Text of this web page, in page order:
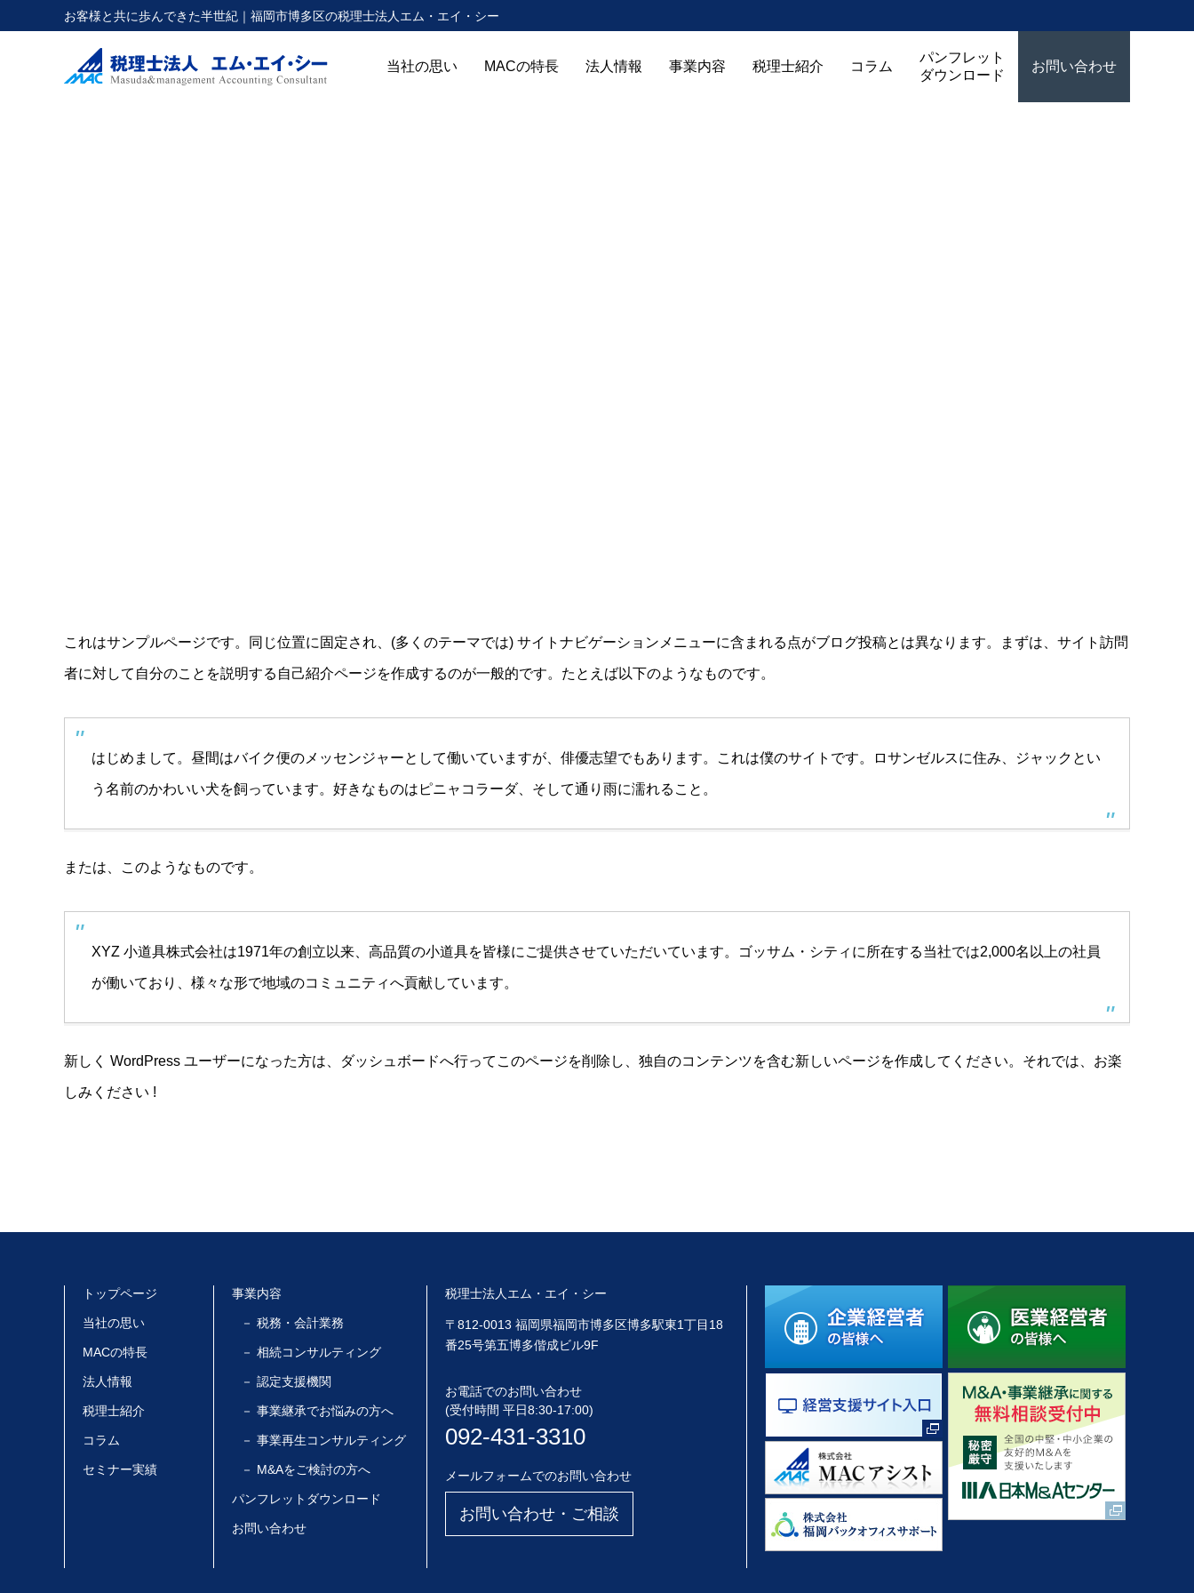
お客様と共に歩んできた半世紀｜福岡市博多区の税理士法人エム・エイ・シー
当社の思い MACの特長 法人情報 事業内容 税理士紹介 コラム
パンフレット
ダウンロード
お問い合わせ
これはサンプルページです。同じ位置に固定され、(多くのテーマでは) サイトナビゲーションメニューに含まれる点がブログ投稿とは異なります。まずは、サイト訪問
者に対して自分のことを説明する自己紹介ページを作成するのが一般的です。たとえば以下のようなものです。
はじめまして。昼間はバイク便のメッセンジャーとして働いていますが、俳優志望でもあります。これは僕のサイトです。ロサンゼルスに住み、ジャックとい
う名前のかわいい犬を飼っています。好きなものはピニャコラーダ、そして通り雨に濡れること。
または、このようなものです。
XYZ 小道具株式会社は1971年の創立以来、高品質の小道具を皆様にご提供させていただいています。ゴッサム・シティに所在する当社では2,000名以上の社員
が働いており、様々な形で地域のコミュニティへ貢献しています。
新しく WordPress ユーザーになった方は、 ダッシュボードへ行ってこのページを削除し、独自のコンテンツを含む新しいページを作成してください。それでは、お楽
しみください !
トップページ
当社の思い
MACの特長
法人情報
税理士紹介
コラム
セミナー実績
事業内容
－ 税務・会計業務
－ 相続コンサルティング
－ 認定支援機関
－ 事業継承でお悩みの方へ
－ 事業再生コンサルティング
－ M&Aをご検討の方へ
パンフレットダウンロード
お問い合わせ
税理士法人エム・エイ・シー
〒812-0013 福岡県福岡市博多区博多駅東1丁目18
番25号第五博多偕成ビル9F
お電話でのお問い合わせ
(受付時間 平日8:30-17:00)
092-431-3310
メールフォームでのお問い合わせ
お問い合わせ・ご相談